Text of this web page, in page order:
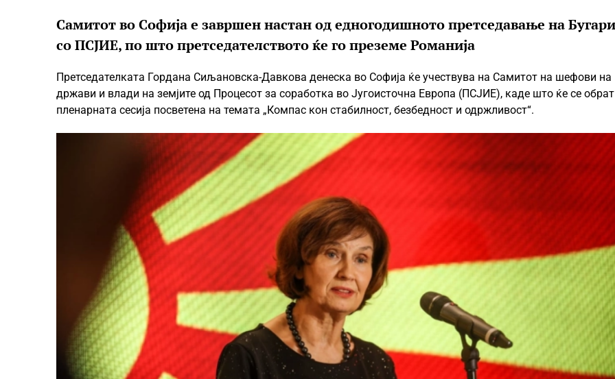
Самитот во Софија е завршен настан од едногодишното претседавање на
со ПСЈИЕ, по што претседателството ќе го преземе Романија
Претседателката Гордана Сиљановска-Давкова денеска во Софија ќе учествува на Самитот на шефови на
држави и влади на земјите од Процесот за соработка во Југоисточна Европа (ПСЈИЕ), каде што ќе се
пленарната сесија посветена на темата „Компас кон стабилност, безбедност и одржливост“.